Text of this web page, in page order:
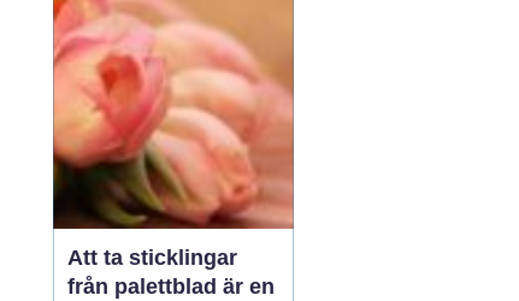
its stunning foliage and
vibrant colors, it adds a
touch of beauty and
charm to any garden o...
Att ta sticklingar
från palettblad är en